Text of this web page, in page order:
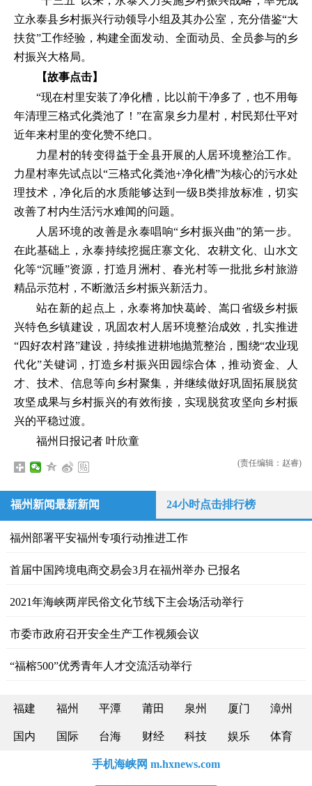
立永泰县乡村振兴行动领导小组及其办公室，充分借鉴“大
扶贫”工作经验，构建全面发动、全面动员、全员参与的乡
村振兴大格局。
【故事点击】
“现在村里安装了净化槽，比以前干净多了，也不用每
年清理三格式化粪池了！”在富泉乡力星村，村民郑仕平对
近年来村里的变化赞不绝口。
力星村的转变得益于全县开展的人居环境整治工作。
力星村率先试点以“三格式化粪池+净化槽”为核心的污水处
理技术，净化后的水质能够达到一级B类排放标准，切实
改善了村内生活污水难闻的问题。
人居环境的改善是永泰唱响“乡村振兴曲”的第一步。
在此基础上，永泰持续挖掘庄寨文化、农耕文化、山水文
化等“沉睡”资源，打造月洲村、春光村等一批批乡村旅游
精品示范村，不断激活乡村振兴新活力。
站在新的起点上，永泰将加快葛岭、嵩口省级乡村振
兴特色乡镇建设，巩固农村人居环境整治成效，扎实推进
“四好农村路”建设，持续推进耕地抛荒整治，围绕“农业现
代化”关键词，打造乡村振兴田园综合体，推动资金、人
才、技术、信息等向乡村聚集，并继续做好巩固拓展脱贫
攻坚成果与乡村振兴的有效衔接，实现脱贫攻坚向乡村振
兴的平稳过渡。
福州日报记者 叶欣童
(责任编辑：赵睿)
福州新闻最新新闻 24小时点击排行榜
福州部署平安福州专项行动推进工作
首届中国跨境电商交易会3月在福州举办 已报名
2021年海峡两岸民俗文化节线下主会场活动举行
市委市政府召开安全生产工作视频会议
“福榕500”优秀青年人才交流活动举行
福建 福州 平潭 莆田 泉州 厦门 漳州
国内 国际 台海 财经 科技 娱乐 体育
手机海峡网 m.hxnews.com